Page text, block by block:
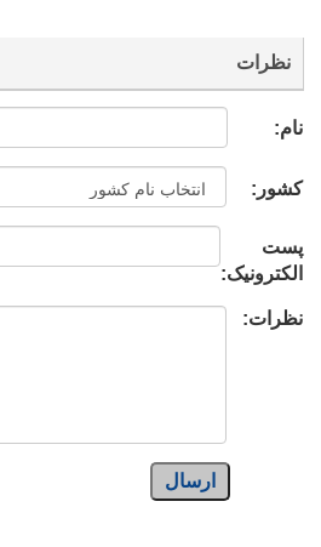
نظرات
نام:
کشور:
پست
الکترونیک:
نظرات:
ارسال